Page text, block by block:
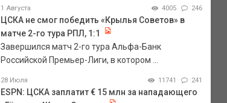
1 Августа 4005 246
ЦСКА не смог победить «Крылья Советов» в
матче 2-го тура РПЛ, 1:1
Завершился матч 2-го тура Альфа-Банк
Российской Премьер-Лиги, в котором ...
28 Июля 11741 241
ESPN: ЦСКА заплатит € 15 млн за нападающего